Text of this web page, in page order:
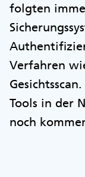
folgten
Verfahren
Tools in der
noch